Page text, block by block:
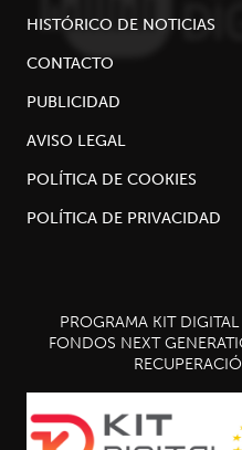
HISTÓRICO DE NOTICIAS
CONTACTO
PUBLICIDAD
AVISO LEGAL
POLÍTICA DE COOKIES
POLÍTICA DE PRIVACIDAD
PROGRAMA KIT
FONDOS NEXT